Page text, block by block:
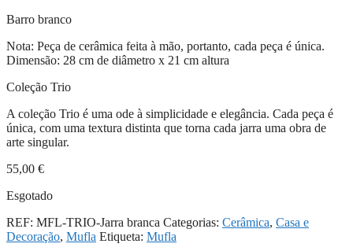
Barro branco
Nota: Peça de cerâmica feita à mão, portanto, cada peça é única.
Dimensão: 28 cm de diâmetro x 21 cm altura
Coleção Trio
A coleção Trio é uma ode à simplicidade e elegância. Cada peça é
única, com uma textura distinta que torna cada jarra uma obra de
arte singular.
55,00 €
Esgotado
REF: MFL-TRIO-Jarra branca Categorias: Cerâmica, Casa e
Decoração, Mufla Etiqueta: Mufla